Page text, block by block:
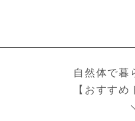
自然体で暮
【おすすめ